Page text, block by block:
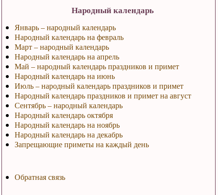
Народный календарь
Январь – народный календарь
Народный календарь на февраль
Март – народный календарь
Народный календарь на апрель
Май – народный календарь праздников и примет
Народный календарь на июнь
Июль – народный календарь праздников и примет
Народный календарь праздников и примет на август
Сентябрь – народный календарь
Народный календарь октября
Народный календарь на ноябрь
Народный календарь на декабрь
Запрещающие приметы на каждый день
Обратная связь